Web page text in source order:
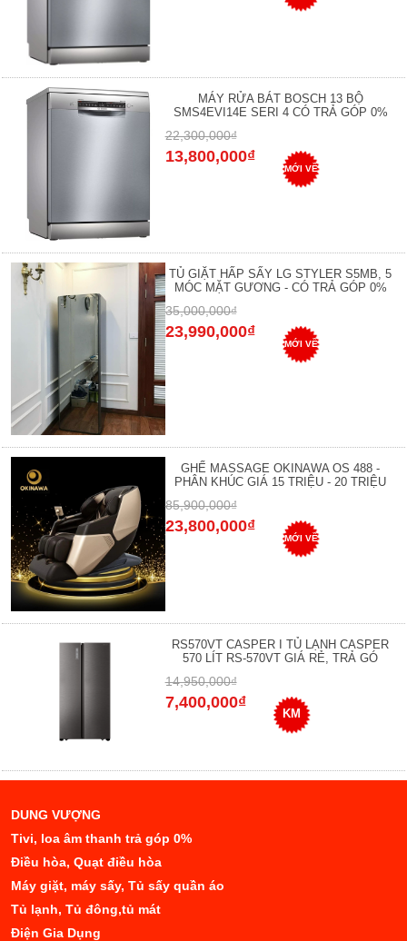
MÁY RỬA BÁT BOSCH 13 BỘ
SMS4EVI14E SERI 4 CÓ TRẢ GÓP 0%
22,300,000₫
13,800,000₫
MỚI VỀ
TỦ GIẶT HẤP SẤY LG STYLER S5MB, 5
MÓC MẶT GƯƠNG - CÓ TRẢ GÓP 0%
35,000,000₫
23,990,000₫
MỚI VỀ
GHẾ MASSAGE OKINAWA OS 488 -
PHÂN KHÚC GIÁ 15 TRIỆU - 20 TRIỆU
85,900,000₫
23,800,000₫
MỚI VỀ
RS570VT CASPER I TỦ LẠNH CASPER
570 LÍT RS-570VT GIÁ RẺ, TRẢ GÓ
14,950,000₫
7,400,000₫
KM
DUNG VƯỢNG
Tivi, loa âm thanh trả góp 0%
Điều hòa, Quạt điều hòa
Máy giặt, máy sấy, Tủ sấy quần áo
Tủ lạnh, Tủ đông,tủ mát
Điện Gia Dụng